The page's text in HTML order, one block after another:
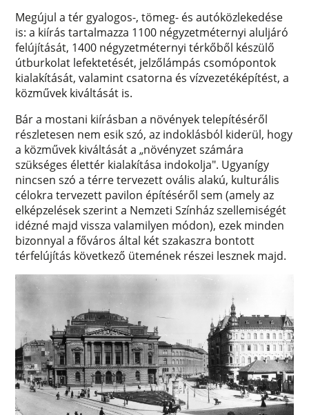
Megújul a tér gyalogos-, tömeg- és autóközlekedése
is: a kiírás tartalmazza 1100 négyzetméternyi aluljáró
felújítását, 1400 négyzetméternyi térkőből készülő
útburkolat lefektetését, jelzőlámpás csomópontok
kialakítását, valamint csatorna és vízvezetéképítést, a
közművek kiváltását is.
Bár a mostani kiírásban a növények telepítéséről
részletesen nem esik szó, az indoklásból kiderül, hogy
a közművek kiváltását a „növényzet számára
szükséges élettér kialakítása indokolja". Ugyanígy
nincsen szó a térre tervezett ovális alakú, kulturális
célokra tervezett pavilon építéséről sem (amely az
elképzelések szerint a Nemzeti Színház szellemiségét
idézné majd vissza valamilyen módon), ezek minden
bizonnyal a főváros által két szakaszra bontott
térfelújítás következő ütemének részei lesznek majd.